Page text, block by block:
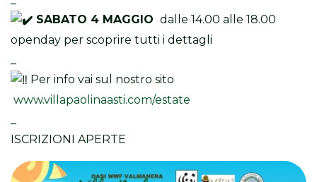
SABATO 4 MAGGIO dalle 14.00 alle 18.00
openday per scoprire tutti i dettagli
Per info vai sul nostro sito
www.villapaolinaasti.com/estate
ISCRIZIONI APERTE